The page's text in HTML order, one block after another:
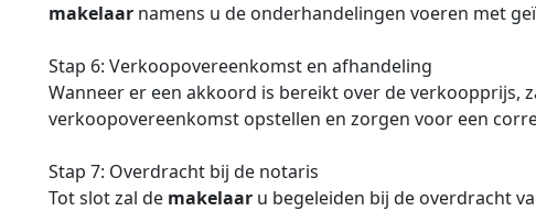
makelaar namens u de onderhandelingen voeren met
Stap 6: Verkoopovereenkomst en afhandeling
Wanneer er een akkoord is bereikt over de verkoopprijs,
verkoopovereenkomst opstellen en zorgen voor een
Stap 7: Overdracht bij de notaris
Tot slot zal de makelaar u begeleiden bij de overdracht